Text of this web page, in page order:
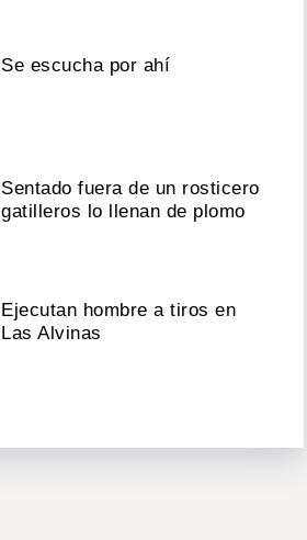
Se escucha por ahí
Sentado fuera de un rosticero
gatilleros lo llenan de plomo
Ejecutan hombre a tiros en
Las Alvinas